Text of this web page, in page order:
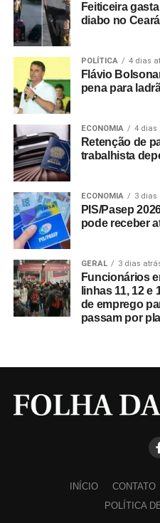
Feiticeira
diabo no Ceará
POLÍTICA 4 dias
Flávio
pena para
ECONOMIA 4 dias
Retenção de
trabalhista
ECONOMIA 3 dias
PIS/Pasep
pode receber
GERAL 3 dias
Funcionários
linhas 11, 12 e
de emprego
passam por
INÍCIO CONTATO
POLÍTICA